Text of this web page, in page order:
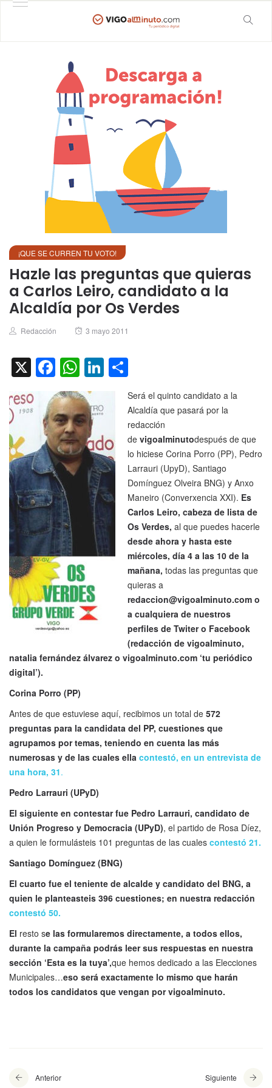
¡QUE SE CURREN TU VOTO!
Hazle las preguntas que quieras
a Carlos Leiro, candidato a la
Alcaldía por Os Verdes
Author
Redacción
Posted
3 mayo 2011
X Facebook
WhatsApp
LinkedIn
Será el quinto candidato a la
Alcaldía que pasará por la
redacción
de vigoalminutodespués de que
lo hiciese Corina Porro (PP), Pedro
Larrauri (UpyD), Santiago
Domínguez Olveira BNG) y Anxo
Maneiro (Converxencia XXI). Es
Carlos Leiro, cabeza de lista de
Os Verdes, al que puedes hacerle
desde ahora y hasta este
miércoles, día 4 a las 10 de la
mañana, todas las preguntas que
quieras a
redaccion@vigoalminuto.com o
a cualquiera de nuestros
perfiles de Twiter o Facebook
(redacción de vigoalminuto,
natalia fernández álvarez o vigoalminuto.com ‘tu periódico
digital’).
Corina Porro (PP)
Antes de que estuviese aquí, recibimos un total de 572
preguntas para la candidata del PP, cuestiones que
agrupamos por temas, teniendo en cuenta las más
numerosas y de las cuales ella contestó, en un entrevista de
una hora, 31.
Pedro Larrauri (UPyD)
El siguiente en contestar fue Pedro Larrauri, candidato de
Unión Progreso y Democracia (UPyD), el partido de Rosa Díez,
a quien le formulásteis 101 preguntas de las cuales contestó 21.
Santiago Domínguez (BNG)
El cuarto fue el teniente de alcalde y candidato del BNG, a
quien le planteasteis 396 cuestiones; en nuestra redacción
contestó 50.
El resto se las formularemos directamente, a todos ellos,
durante la campaña podrás leer sus respuestas en nuestra
sección ‘Esta es la tuya’,que hemos dedicado a las Elecciones
Municipales…eso será exactamente lo mismo que harán
todos los candidatos que vengan por vigoalminuto.
Anterior Siguiente